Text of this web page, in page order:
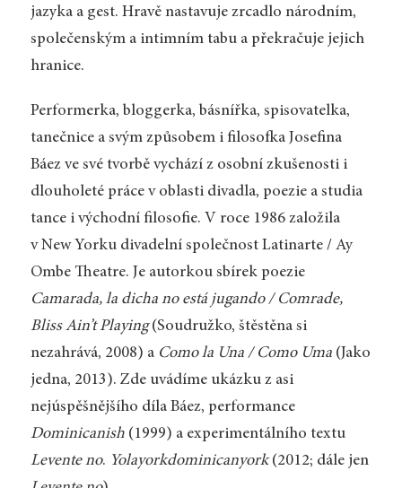
jazyka a gest. Hravě nastavuje zrcadlo národním,
společenským a intimním tabu a překračuje jejich
hranice.
Performerka, bloggerka, básnířka, spisovatelka,
tanečnice a svým způsobem i filosofka Josefina
Báez ve své tvorbě vychází z osobní zkušenosti i
dlouholeté práce v oblasti divadla, poezie a studia
tance i východní filosofie. V roce 1986 založila
v New Yorku divadelní společnost Latinarte / Ay
Ombe Theatre. Je autorkou sbírek poezie
Camarada, la dicha no está jugando / Comrade,
Bliss Ain’t Playing(Soudružko, štěstěna si
nezahrává, 2008) a Como la Una / Como Uma (Jako
jedna, 2013). Zde uvádíme ukázku z asi
nejúspěšnějšího díla Báez, performance
Dominicanish (1999) a experimentálního textu
Levente no. Yolayorkdominicanyork(2012; dále jen